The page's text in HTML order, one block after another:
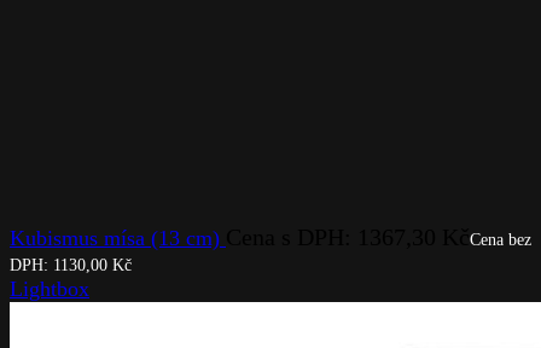
Kubismus mísa (13 cm)
Cena bez
DPH: 1130,00 Kč
Lightbox